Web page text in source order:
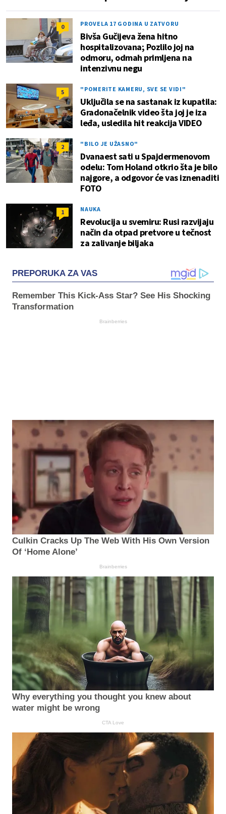
0 PROVELA 17 GODINA U ZATVORU
Bivša Gučijeva žena hitno
hospitalizovana; Pozlilo joj na
odmoru, odmah primljena na
intenzivnu negu
5 "POMERITE KAMERU, SVE SE VIDI"
Uključila se na sastanak iz kupatila:
Gradonačelnik video šta joj je iza
leđa, usledila hit reakcija VIDEO
2 "BILO JE UŽASNO"
Dvanaest sati u Spajdermenovom
odelu: Tom Holand otkrio šta je bilo
najgore, a odgovor će vas iznenaditi
FOTO
1 NAUKA
Revolucija u svemiru: Rusi razvijaju
način da otpad pretvore u tečnost
za zalivanje biljaka
PREPORUKA ZA VAS
Remember This Kick-Ass Star? See His Shocking
Transformation
Brainberries
Culkin Cracks Up The Web With His Own Version
Of ‘Home Alone’
Brainberries
Why everything you thought you knew about
water might be wrong
CTA Love